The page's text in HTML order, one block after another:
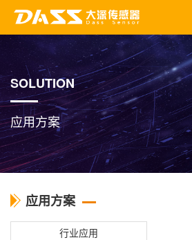
SOLUTION
应用方案
应用方案
行业应用